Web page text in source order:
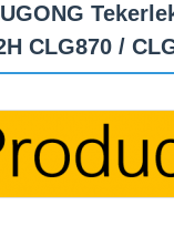
CLG870 /